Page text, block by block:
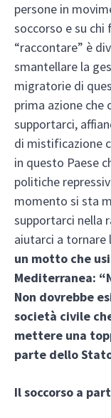
persone in
soccorso e su chi
“raccontare” è
smantellare la
migratorie di
prima azione che
supportarci,
di mistificazione
in questo Paese
politiche
momento si sta
supportarci nella
aiutarci a tornare
un motto che
Mediterranea:
Non dovrebbe
società civile
mettere una
parte dello
Il soccorso a